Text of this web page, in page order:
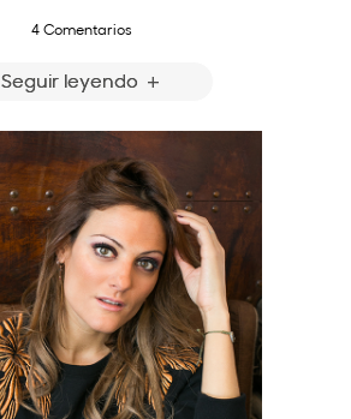
4 Comentarios
Seguir leyendo